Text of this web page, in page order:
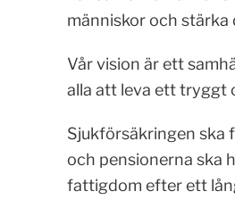
människor och stärka
Vår vision är ett
alla att leva ett tryggt
Sjukförsäkringen ska
och pensionerna ska
fattigdom efter ett